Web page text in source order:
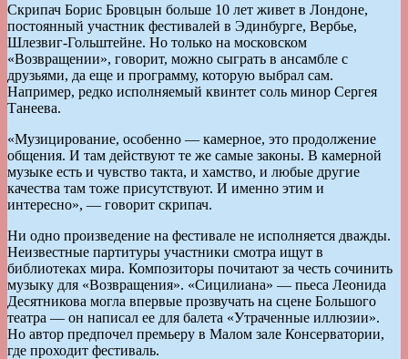
Скрипач Борис Бровцын больше 10 лет живет в Лондоне,
постоянный участник фестивалей в Эдинбурге, Вербье,
Шлезвиг-Гольштейне. Но только на московском
«Возвращении», говорит, можно сыграть в ансамбле с
друзьями, да еще и программу, которую выбрал сам.
Например, редко исполняемый квинтет соль минор Сергея
Танеева.
«Музицирование, особенно — камерное, это продолжение
общения. И там действуют те же самые законы. В камерной
музыке есть и чувство такта, и хамство, и любые другие
качества там тоже присутствуют. И именно этим и
интересно», — говорит скрипач.
Ни одно произведение на фестивале не исполняется дважды.
Неизвестные партитуры участники смотра ищут в
библиотеках мира. Композиторы почитают за честь сочинить
музыку для «Возвращения». «Сицилиана» — пьеса Леонида
Десятникова могла впервые прозвучать на сцене Большого
театра — он написал ее для балета «Утраченные иллюзии».
Но автор предпочел премьеру в Малом зале Консерватории,
где проходит фестиваль.